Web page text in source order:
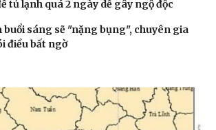
tủ lạnh quá 2 ngày dễ gây ngộ độc
buổi sáng sẽ "nặng bụng", chuyên gia
điều bất ngờ